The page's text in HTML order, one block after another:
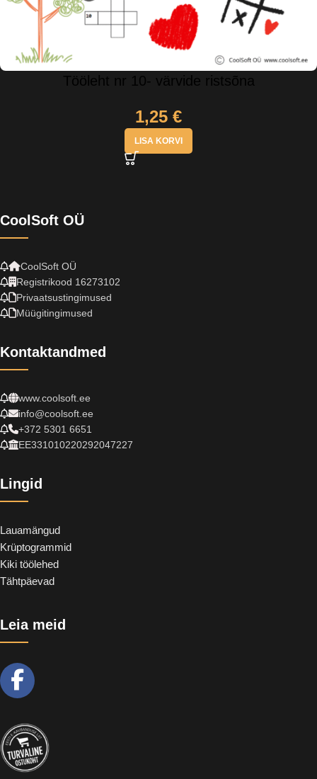
Tööleht nr 10- värvide ristsõna
1,25 €
LISA KORVI
CoolSoft OÜ
CoolSoft OÜ
Registrikood 16273102
Privaatsustingimused
Müügitingimused
Kontaktandmed
www.coolsoft.ee
info@coolsoft.ee
+372 5301 6651
EE331010220292047227
Lingid
Lauamängud
Krüptogrammid
Kiki töölehed
Tähtpäevad
Leia meid